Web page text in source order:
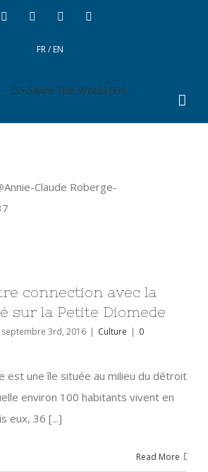
FR/EN
connection avec la
sur la Petite Diomede
septembre 3rd, 2016 | Culture | 0
est une île située au milieu du détroit
environ 100 habitants vivent en
eux, 36 [...]
Read More